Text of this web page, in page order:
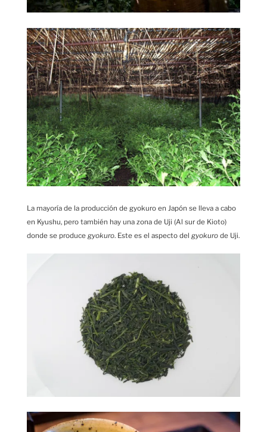
La mayoría de la producción de gyokuro en Japón se lleva a cabo
en Kyushu, pero también hay una zona de Uji (Al sur de Kioto)
donde se produce gyokuro. Este es el aspecto del gyokuro de Uji.